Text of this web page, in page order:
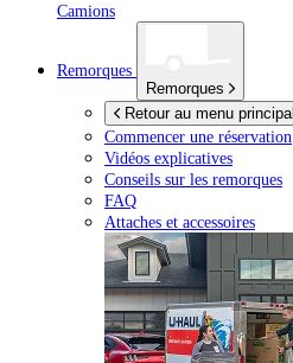
Camions
Remorques
Remorques
Retour au menu principal
Commencer une réservation
Vidéos explicatives
Conseils sur les remorques
FAQ
Attaches et accessoires